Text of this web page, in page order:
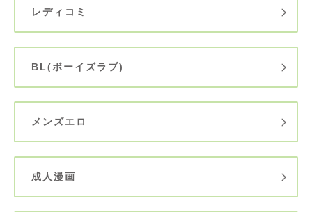
レディコミ
BL(ボーイズラブ)
メンズエロ
成人漫画